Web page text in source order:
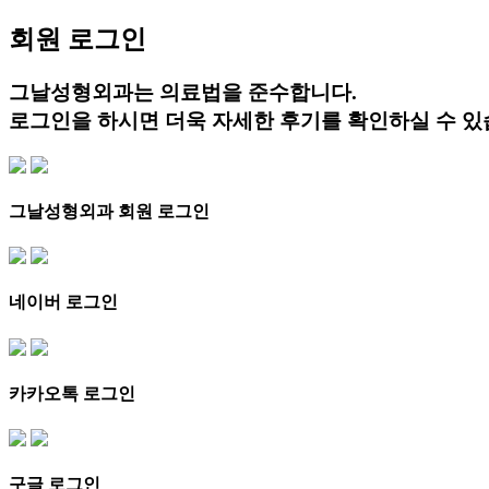
회원 로그인
그날성형외과는 의료법을 준수합니다.
로그인을 하시면 더욱 자세한 후기를 확인하실 수 있
그날성형외과 회원 로그인
네이버 로그인
카카오톡 로그인
구글 로그인